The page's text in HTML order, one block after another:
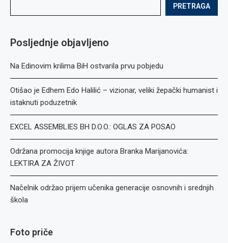
PRETRAGA
Posljednje objavljeno
Na Edinovim krilima BiH ostvarila prvu pobjedu
Otišao je Edhem Edo Halilić – vizionar, veliki žepački humanist i
istaknuti poduzetnik
EXCEL ASSEMBLIES BH D.O.O.: OGLAS ZA POSAO
Održana promocija knjige autora Branka Marijanovića:
LEKTIRA ZA ŽIVOT
Načelnik održao prijem učenika generacije osnovnih i srednjih
škola
Foto priče